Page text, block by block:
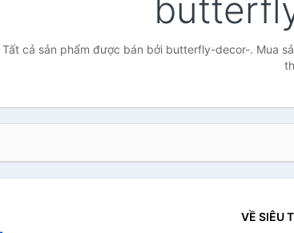
Tất cả sản phẩm được bán bởi butterfly-decor-. Mua
VỀ SIÊU